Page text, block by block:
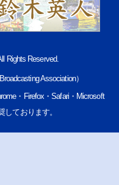
Rights Reserved.
Association）
・Firefox・Safari・Microsoft
しております。